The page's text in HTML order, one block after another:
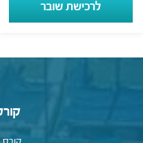
לרכישת שובר